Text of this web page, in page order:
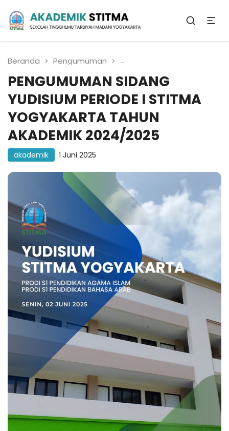
Biro Administrasi
Akademik
Beranda Pengumuman PENGUMUMAN SIDANG
PENGUMUMAN SIDANG
YUDISIUM PERIODE I STITMA
YOGYAKARTA TAHUN
AKADEMIK 2024/2025
akademik 1 Juni 2025